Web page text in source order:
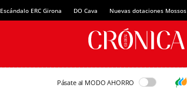
Escándalo ERC Girona DO Cava Nuevas dotaciones Mossos
Pásate al MODO AHORRO